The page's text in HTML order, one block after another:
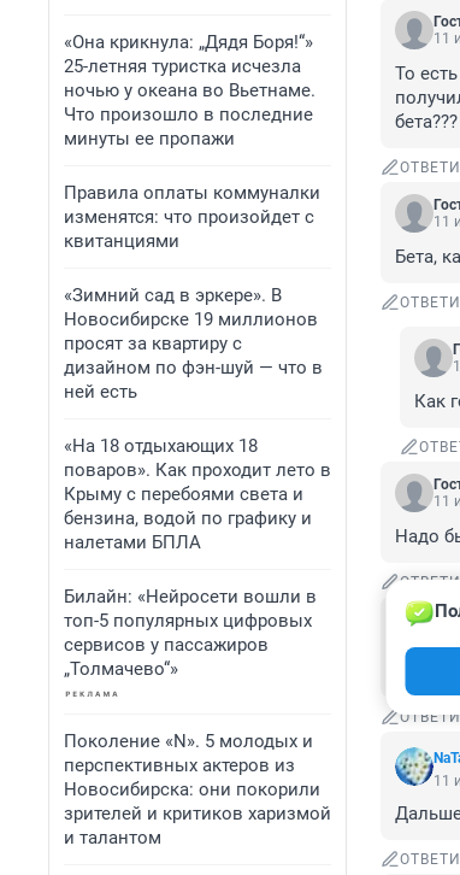
«Она крикнула: „Дядя Боря!“»
25-летняя туристка исчезла
ночью у океана во Вьетнаме.
Что произошло в последние
минуты ее пропажи
Правила оплаты коммуналки
изменятся: что произойдет с
квитанциями
«Зимний сад в эркере». В
Новосибирске 19 миллионов
просят за квартиру с
дизайном по фэн-шуй — что в
ней есть
«На 18 отдыхающих 18
поваров». Как проходит лето в
Крыму с перебоями света и
бензина, водой по графику и
налетами БПЛА
Билайн: «Нейросети вошли в
топ-5 популярных цифровых
сервисов у пассажиров
„Толмачево“»
Поколение «N». 5 молодых и
перспективных актеров из
Новосибирска: они покорили
зрителей и критиков харизмой
и талантом
11
То
бета???
11
Бета,
Как
11
Надо
Вот
11